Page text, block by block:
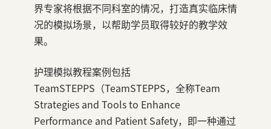
界专家将根据不同科室的情况，打造真实临床情
况的模拟场景，以帮助学员取得较好的教学效
果。
护理模拟教程案例包括
TeamSTEPPS（TeamSTEPPS，全称Team
Strategies and Tools to Enhance
Performance and Patient Safety，即一种通过